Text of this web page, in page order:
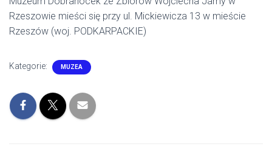
Rzeszowie mieści się przy ul. Mickiewicza 13 w mieście
Rzeszów (woj. PODKARPACKIE)
Kategorie: MUZEA